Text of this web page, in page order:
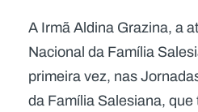
A Irmã Aldina Grazina, a
Nacional da Família
primeira vez, nas
da Família Salesiana,